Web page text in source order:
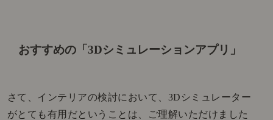
おすすめの「3Dシミュレーションアプリ」
さて、インテリアの検討において、3Dシミュレーター
がとても有用だということは、ご理解いただけました